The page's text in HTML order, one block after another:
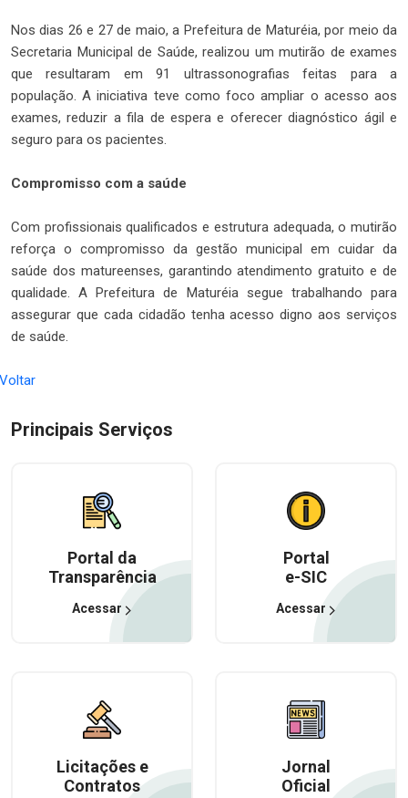
Nos dias 26 e 27 de maio, a Prefeitura de Maturéia, por meio da
Secretaria Municipal de Saúde, realizou um mutirão de exames
que resultaram em 91 ultrassonografias feitas para a
população. A iniciativa teve como foco ampliar o acesso aos
exames, reduzir a fila de espera e oferecer diagnóstico ágil e
seguro para os pacientes.
Compromisso com a saúde
Com profissionais qualificados e estrutura adequada, o mutirão
reforça o compromisso da gestão municipal em cuidar da
saúde dos matureenses, garantindo atendimento gratuito e de
qualidade. A Prefeitura de Maturéia segue trabalhando para
assegurar que cada cidadão tenha acesso digno aos serviços
de saúde.
Principais Serviços
Portal da
Transparência
Acessar
Portal
e-SIC
Acessar
Licitações e
Contratos
Jornal
Oficial